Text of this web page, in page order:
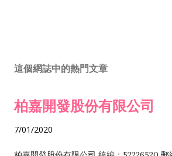
這個網誌中的熱門文章
柏嘉開發股份有限公司
7/01/2020